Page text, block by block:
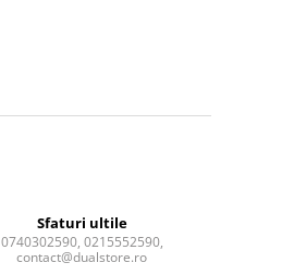
Sfaturi ultile
0740302590, 0215552590,
contact@dualstore.ro